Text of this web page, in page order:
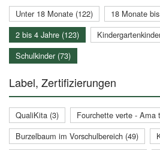
Unter 18 Monate (122)
18 Monate
2 bis 4 Jahre (123)
Schulkinder (73)
Label, Zertifizierungen
QualiKita (3)
Fourchette verte - Ama
Burzelbaum im Vorschulbereich (49)